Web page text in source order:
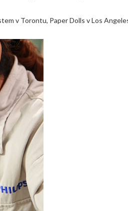
v Torontu, Paper Dolls v Los